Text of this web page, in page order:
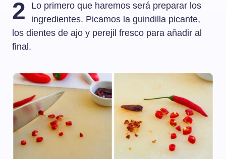
2
Lo primero que haremos será preparar los
ingredientes. Picamos la guindilla picante,
los dientes de ajo y perejil fresco para añadir al
final.